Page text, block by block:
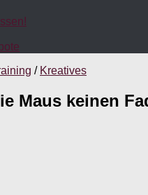
/ Kreatives
Maus keinen